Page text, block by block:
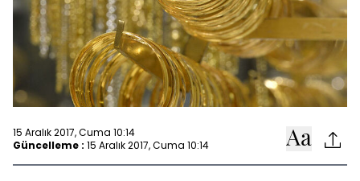
15 Aralık 2017, Cuma 10:14
Güncelleme : 15 Aralık 2017, Cuma 10:14